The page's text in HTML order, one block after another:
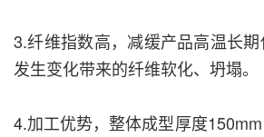
3.纤维指数高，减缓产品高温长
发生变化带来的纤维软化、坍塌。
4.加工优势，整体成型厚度